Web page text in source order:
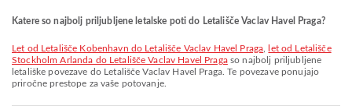
Katere so najbolj priljubljene letalske poti do Letališče Vaclav Havel Praga?
let od Letališče Kobenhavn do Letališče Vaclav Havel Praga
let od Letališče
Stockholm Arlanda do Letališče Vaclav Havel Pragaso najbolj priljubljene
letališke povezave do Letališče Vaclav Havel Praga. Te povezave ponujajo
priročne prestope za vaše potovanje.